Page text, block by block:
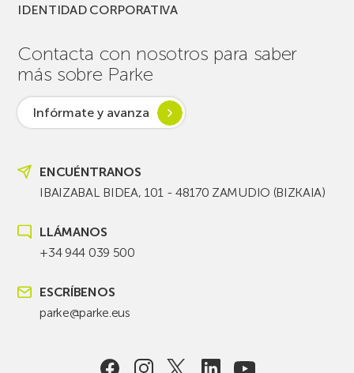
IDENTIDAD CORPORATIVA
Contacta con nosotros para saber
más sobre Parke
Infórmate y avanza
ENCUÉNTRANOS
IBAIZABAL BIDEA, 101 - 48170 ZAMUDIO (BIZKAIA)
LLÁMANOS
+34 944 039 500
ESCRÍBENOS
parke@parke.eus